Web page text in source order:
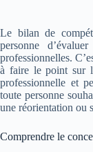
Le bilan de
personne
professionnelles.
à faire le point sur
professionnelle et
toute personne
une réorientation ou
Comprendre le